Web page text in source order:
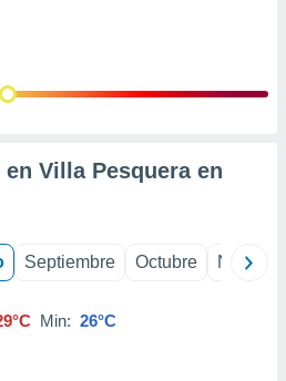
Villa Pesquera en
Septiembre Octubre
Min: 26°C